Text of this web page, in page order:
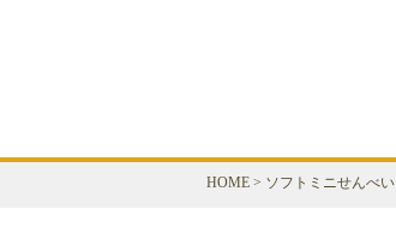
HOME > ソフトミニせんべい